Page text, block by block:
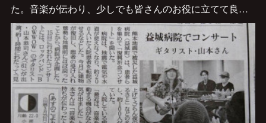
た。音楽が伝わり、少しでも皆さんのお役に立てて良…